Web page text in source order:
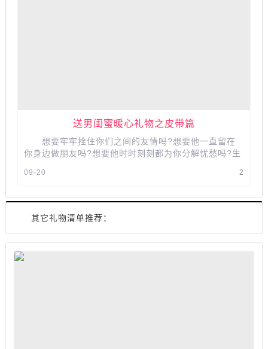
送男闺蜜暖心礼物之皮带篇
想要牢牢拴住你们之间的友情吗?想要他一直留在
你身边做朋友吗?想要他时时刻刻都为你分解忧愁吗?生
2
09-20
其它礼物清单推荐：